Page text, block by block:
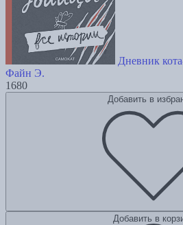
Дневник
Файн Э.
1680
Добавить в
Добавить в